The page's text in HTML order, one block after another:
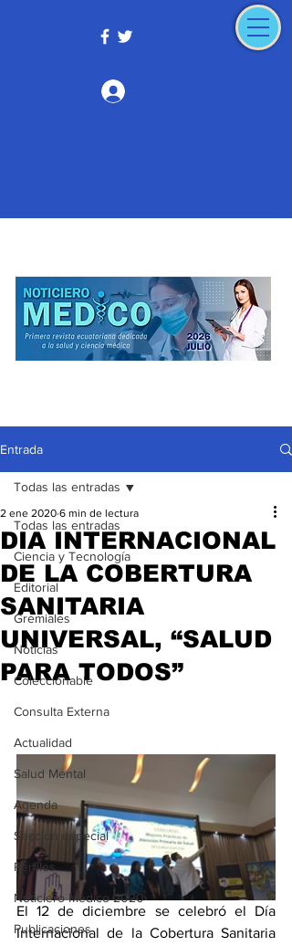
Entrada
Todas las entradas
Ciencia y Tecnología
Editorial
Gremiales
Noticias
Coleccionable
Consulta Externa
Actualidad
Salud Mental
Agenda
Sección especial
Perfiles
Noticiero Médico 2020
Publicaciones
Todas las entradas
DIA INTERNACIONAL
DE LA COBERTURA
SANITARIA
UNIVERSAL, “SALUD
PARA TODOS”
2 ene 2020 6 min de lectura
El 12 de diciembre se celebró el Día
Internacional de la Cobertura Sanitaria